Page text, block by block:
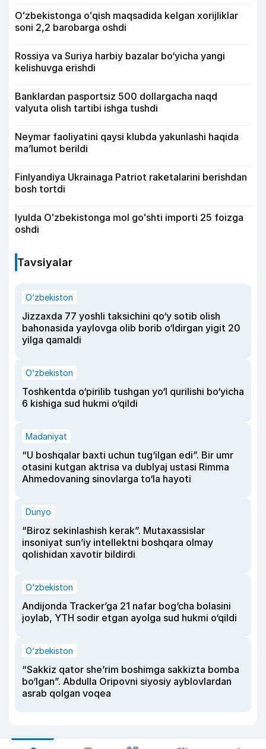
Oʻzbekistonga oʻqish maqsadida kelgan xorijliklar
soni 2,2 barobarga oshdi
Rossiya va Suriya harbiy bazalar bo‘yicha yangi
kelishuvga erishdi
Banklardan pasportsiz 500 dollargacha naqd
valyuta olish tartibi ishga tushdi
Neymar faoliyatini qaysi klubda yakunlashi haqida
ma’lumot berildi
Finlyandiya Ukrainaga Patriot raketalarini berishdan
bosh tortdi
Iyulda Oʻzbekistonga mol goʻshti importi 25 foizga
oshdi
Tavsiyalar
O‘zbekiston
Jizzaxda 77 yoshli taksichini qo‘y sotib olish
bahonasida yaylovga olib borib o‘ldirgan yigit 20
yilga qamaldi
O‘zbekiston
Toshkentda o‘pirilib tushgan yo‘l qurilishi bo‘yicha
6 kishiga sud hukmi o‘qildi
Madaniyat
“U boshqalar baxti uchun tug‘ilgan edi”. Bir umr
otasini kutgan aktrisa va dublyaj ustasi Rimma
Ahmedovaning sinovlarga to‘la hayoti
Dunyo
“Biroz sekinlashish kerak”. Mutaxassislar
insoniyat sun’iy intellektni boshqara olmay
qolishidan xavotir bildirdi
O‘zbekiston
Andijonda Tracker’ga 21 nafar bog‘cha bolasini
joylab, YTH sodir etgan ayolga sud hukmi o‘qildi
O‘zbekiston
“Sakkiz qator she’rim boshimga sakkizta bomba
bo‘lgan”. Abdulla Oripovni siyosiy ayblovlardan
asrab qolgan voqea